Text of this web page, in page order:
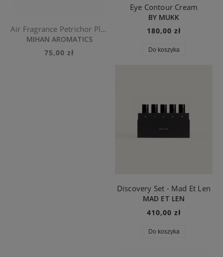
Air Fragrance Petrichor Plains
MIHAN AROMATICS
75,00 zł
Eye Contour Cream
BY MUKK
180,00 zł
Do koszyka
Discovery Set - Mad Et Len
MAD ET LEN
410,00 zł
Do koszyka